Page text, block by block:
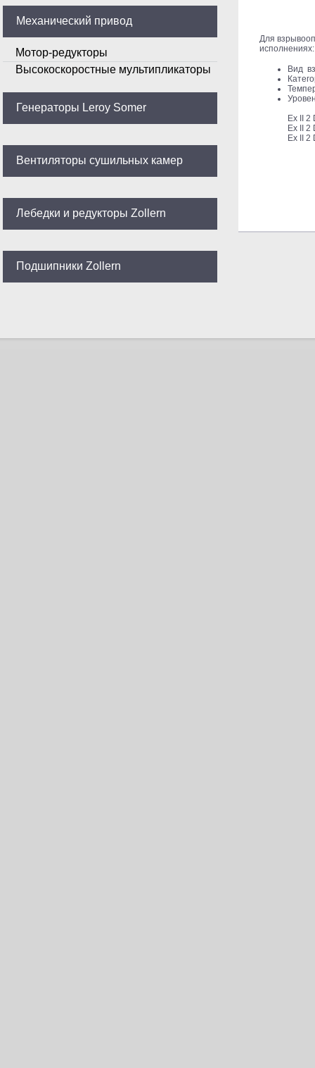
Для
исполнениях:
Вид
Ex II 2
Ex II 2
Ex II 2
Механический привод
Мотор-редукторы
Высокоскоростные мультипликаторы
Генераторы Leroy Somer
Вентиляторы сушильных камер
Лебедки и редукторы Zollern
Подшипники Zollern